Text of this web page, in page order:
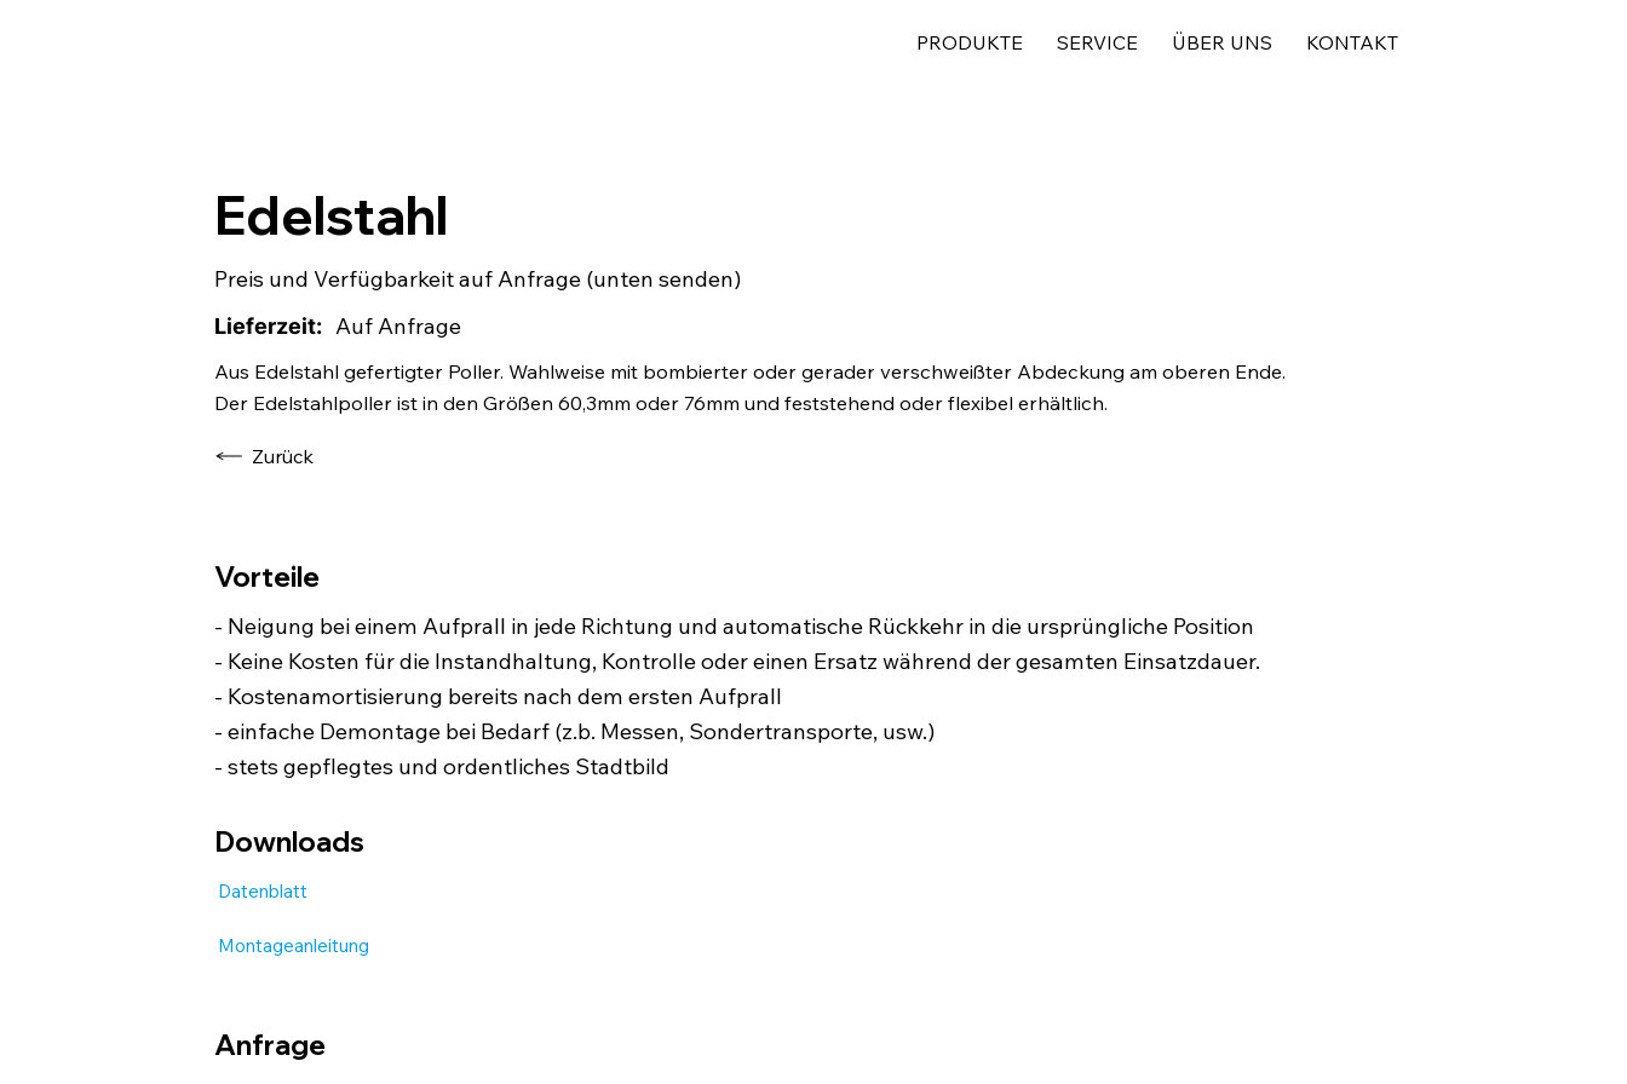
PRODUKTE SERVICE ÜBER UNS KONTAKT
Edelstahl
Aus Edelstahl gefertigter Poller. Wahlweise mit bombierter oder gerader verschweißter Abdeckung am oberen Ende.
Der Edelstahlpoller ist in den Größen 60,3mm oder 76mm und feststehend oder flexibel erhältlich.
Zurück
Preis und Verfügbarkeit auf Anfrage (unten senden)
Lieferzeit: Auf Anfrage
Vorteile
- Neigung bei einem Aufprall in jede Richtung und automatische Rückkehr in die ursprüngliche Position
- Keine Kosten für die Instandhaltung, Kontrolle oder einen Ersatz während der gesamten Einsatzdauer.
- Kostenamortisierung bereits nach dem ersten Aufprall
- einfache Demontage bei Bedarf (z.b. Messen, Sondertransporte, usw.)
- stets gepflegtes und ordentliches Stadtbild
Downloads
Datenblatt
Montageanleitung
Anfrage